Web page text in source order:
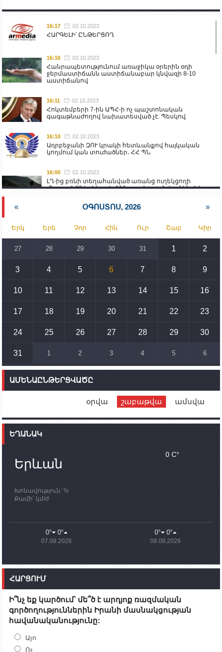
16:17 02.10.2023
ՀԱՐԳԵԼԻ՛ ԸՆԹԵՐՑՈՂ
16:16 02.10.2023
Հանրապետությունում առաջիկա օրերին օդի
ջերմաստիճանն աստիճանաբար կնվազի 8-10
աստիճանով
16:11 02.10.2023
Հոկտեմբերի 7-ին ԱՊՀ-ի ոչ պաշտոնական
գագաթնաժողով նախատեսված չէ. Պեսկով
16:10 02.10.2023
Ադրբեջանի ԶՈՒ կրակի հետևանքով հայկական
կողմում կան տուժածներ․ ՀՀ ՊՆ
16:00 02.10.2023
ԼՂ-ից բռնի տեղահանված առանց ուղեկցողի
մնացած 20 երեխա և 216 տարեց գտնվում են ՀՀ
նախարարության հոգածության ներքո
Իրանը կողմ է տարածաշրջանի համար շահավետ
տրանսպորտային հաղորդակցությունների
զարգացմանը, սակայն ոչ՝ միջազգային
սահմանների փոփոխությանը
15:10 02.10.2023
սպառնալիքները կասեցնելու համար. իսպանացի
պատգամավորը Գորիսում է
14:54 02.10.2023
տեղակայված հայկական դիրքերի անձնակազմի
ունեն. կիպրոսցի խորհրդարանականը՝ Ալեն
Ֆրանսիայի ԱԳ նախարարը կայցելի Հայաստան
պատասխանատուներ կմնան ԼՂ-ում՝ մինչև
որոնողափրկարարական աշխատանքների
11:03
ՄԱԿ-ի առաքելությունը շատ, շատ, շատ օգտակար
Ադրբեջանի փոխվարչապետն այսօր կմեկնի
Ստեփանակերտ
10:07 02.10.2023
09:38 02.10.2023
Խումբն Արցախում կմնա` մինչև զոհվածների
աճյունների ու անհետ կորածների
« ՕԳՈՍՏՈՍ, 2026 »
Երկ Երե Չոր Հին Ուր Շաբ Կիր
27 28 29 30 31 1 2
3 4 5 6 7 8 9
10 11 12 13 14 15 16
17 18 19 20 21 22 23
24 25 26 27 28 29 30
31 1 2 3 4 5 6
ԱՄԵՆԱԸՆԹԵՐՑՎԱԾԸ
օրվա շաբաթվա ամսվա
ԵՂԱՆԱԿ
Երևան
Խոնավություն՝ %
Քամի՝ կմ/ժ
0 C°
0° 0°
07.08.2026
0° 0°
08.08.2026
ՀԱՐՑՈՒՄ
Ի՞նչ եք կարծում՝ մե՞ծ է արդյոք ռազմական
գործողություններին Իրանի մասնակցության
հավանականությունը:
Այո
Ոչ